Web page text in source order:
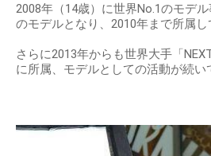
2008年（14歳）に世界No.1のモデル
のモデルとなり、2010年まで所属し
さらに2013年からも世界大手「
に所属、モデルとしての活動が続い